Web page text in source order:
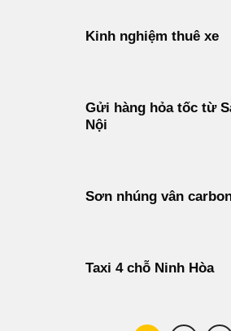
Kinh nghiệm thuê xe
Gửi hàng hỏa tốc từ
Nội
Sơn nhúng vân
Taxi 4 chỗ Ninh Hòa